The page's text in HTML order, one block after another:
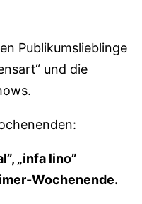
Publikumslieblinge
und die
„infa lino”
Wochenende.